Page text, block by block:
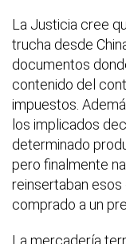
La Justicia cree
trucha desde
documentos
contenido del
impuestos.
los implicados
determinado
pero finalmente
reinsertaban esos
comprado a un
La mercadería